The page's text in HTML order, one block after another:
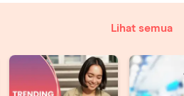
Lihat semua